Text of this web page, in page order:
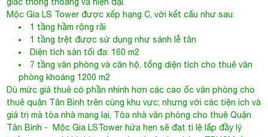
giác thông thoáng và hiện đại.
Mộc Gia LS Tower được xếp hạng C, với kết cấu như sau:
1 tầng hầm rộng rãi
1 tầng trệt được sử dụng như sảnh lễ tân
Diện tích sàn tối đa: 160 m2
7 tầng văn phòng và căn hộ, tổng diện tích cho thuê văn
phòng khoảng 1200 m2
Dù mức giá thuê có phần nhỉnh hơn các cao ốc văn phòng cho
thuê quận Tân Bình trên cùng khu vực; nhưng với các tiện ích và
giá trị mà tòa nhà mang lại, Tòa nhà văn phòng cho thuê Quận
Tân Bình - Mộc Gia LSTower hứa hẹn sẽ đạt tỉ lệ lấp đầy lý